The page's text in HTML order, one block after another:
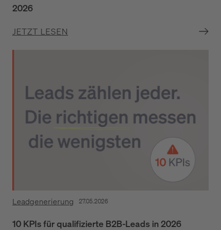
2026
JETZT LESEN
Leadgenerierung 27.05.2026
10 KPIs für qualifizierte B2B-Leads in 2026